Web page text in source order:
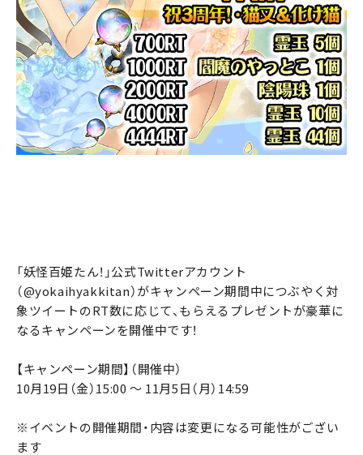
「妖怪百姫たん！」公式Twitterアカウント
（@yokaihyakkitan）がキャンペーン期間中につぶやく対
象ツイートのRT数に応じて、もらえるプレゼントが豪華に
なるキャンペーンを開催中です！
【キャンペーン期間】（開催中）
10月19日（金）15:00 ～ 11月5日（月）14:59
※イベントの開催期間・内容は変更になる可能性がござい
ます